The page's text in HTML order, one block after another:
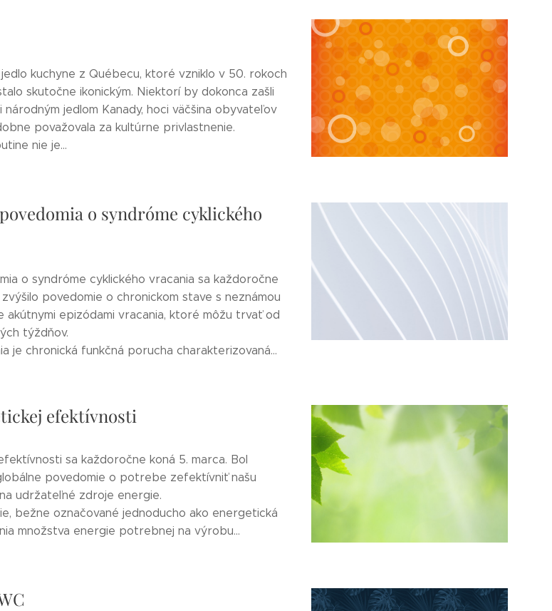
kuchyne z Québecu, ktoré vzniklo v 50. rokoch
skutočne ikonickým. Niektorí by dokonca zašli
jedlom Kanady, hoci väčšina obyvateľov
považovala za kultúrne privlastnenie.
nie je...
o syndróme cyklického
o syndróme cyklického vracania sa každoročne
povedomie o chronickom stave s neznámou
akútnymi epizódami vracania, ktoré môžu trvať od
týždňov.
je chronická funkčná porucha charakterizovaná...
efektívnosti
sa každoročne koná 5. marca. Bol
povedomie o potrebe zefektívniť našu
udržateľné zdroje energie.
bežne označované jednoducho ako energetická
množstva energie potrebnej na výrobu...